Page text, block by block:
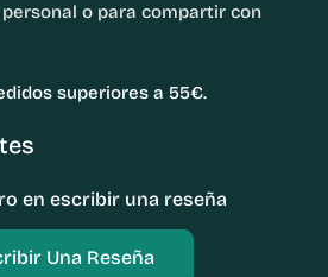
o para compartir con
superiores a 55€.
en escribir una reseña
Una Reseña